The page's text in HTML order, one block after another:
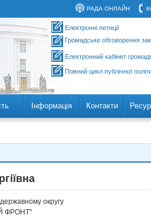
РАДА ОНЛАЙН
Електронні петиції
Громадське обговорення
Електронний кабінет
Повний цикл публічної
Інформація Контакти
округу
ФРОНТ"